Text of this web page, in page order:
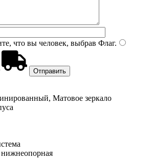
что вы человек, выбрав Флаг.
Матовое зеркало